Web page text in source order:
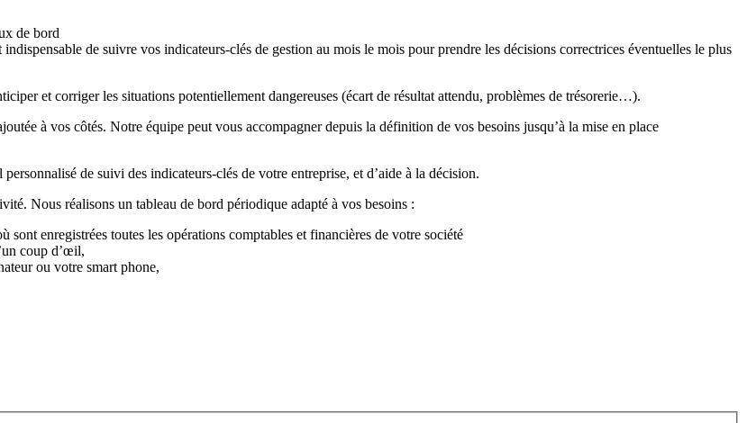
de bord
de suivre vos indicateurs-clés de gestion au mois le mois pour prendre les décisions correctrices éventuelles le plus
et corriger les situations potentiellement dangereuses (écart de résultat attendu, problèmes de trésorerie…).
à vos côtés. Notre équipe peut vous accompagner depuis la définition de vos besoins jusqu’à la mise en place
de suivi des indicateurs-clés de votre entreprise, et d’aide à la décision.
Nous réalisons un tableau de bord périodique adapté à vos besoins :
enregistrées toutes les opérations comptables et financières de votre société
coup d’œil,
ou votre smart phone,